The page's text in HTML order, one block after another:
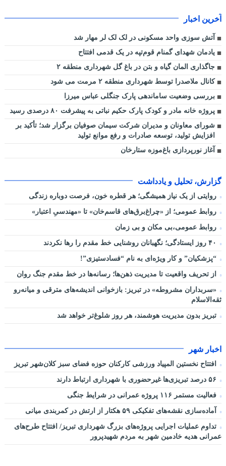
آخرین اخبار
آتش سوزی واحد مسکونی در لک لک لر مهار شد
یادمان شهدای گمنام قوم‌تپه در یک قدمی افتتاح
جاگذاری المان گیاه و بتن در باغ گل شهرداری منطقه ۲
کانال ملاصدرا توسط شهرداری منطقه ۲ مرمت می شود
بررسی وضعیت ساماندهی پارک جنگلی عباس میرزا
پروژه خانه مادر و کودک پارک حکیم نباتی به پیشرفت ۸۰ درصدی رسید
شورای معاونان و مدیران شرکت سیمان صوفیان برگزار شد؛ تأکید بر
افزایش تولید، توسعه صادرات و رفع موانع تولید
آغاز نورپردازی باغ‌موزه ستارخان
گزارش، تحلیل و یادداشت
روایتی از یک نیاز همیشگی؛ هر قطره خون، فرصت دوباره زندگی
روابط عمومی؛ از «چراغ‌برق‌های قاسم‌خان» تا «مهندسیِ اعتبار»
روابط عمومی،بی مکان و بی زمان
“پزشکیان” و کار ویژه‌ای به نام “فسادستیزی”!
از تحریف واقعیت تا مدیریت ذهن‌ها؛ رسانه‌ها در خط مقدم جنگ روان
«سربداران مشروطه» در تبریز: بازخوانی اندیشه‌های مترقی و میانه‌رو
ثقه‌الاسلام
تبریز بدون مدیریت هوشمند، هر روز شلوغ‌تر خواهد شد
اخبار شهر
افتتاح نخستین المپیاد ورزشی کارکنان حوزه فضای سبز کلان‌شهر تبریز
فعالیت مستمر ۱۱۶ پروژه عمرانی در شرایط جنگی
آماده‌سازی نقشه‌های تفکیکی ۵۹ هکتار از ارتش در کمربندی میانی
تداوم عملیات اجرایی پروژه‌های بزرگ شهرداری تبریز/ افتتاح طرح‌های
عمرانی هدیه خادمین شهر به مردم شهیدپرور